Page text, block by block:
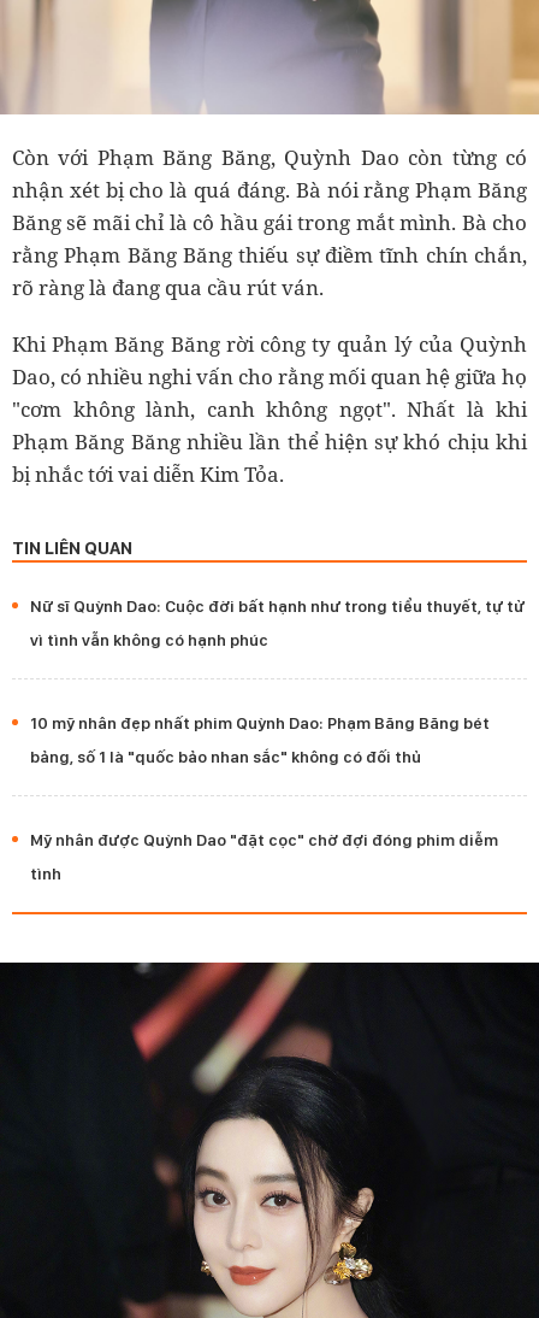
Còn với Phạm Băng Băng, Quỳnh Dao còn từng có
nhận xét bị cho là quá đáng. Bà nói rằng Phạm Băng
Băng sẽ mãi chỉ là cô hầu gái trong mắt mình. Bà cho
rằng Phạm Băng Băng thiếu sự điềm tĩnh chín chắn,
rõ ràng là đang qua cầu rút ván.
Khi Phạm Băng Băng rời công ty quản lý của Quỳnh
Dao, có nhiều nghi vấn cho rằng mối quan hệ giữa họ
"cơm không lành, canh không ngọt". Nhất là khi
Phạm Băng Băng nhiều lần thể hiện sự khó chịu khi
bị nhắc tới vai diễn Kim Tỏa.
TIN LIÊN QUAN
Nữ sĩ Quỳnh Dao: Cuộc đời bất hạnh như trong tiểu thuyết, tự tử
vì tình vẫn không có hạnh phúc
10 mỹ nhân đẹp nhất phim Quỳnh Dao: Phạm Băng Băng bét
bảng, số 1 là "quốc bảo nhan sắc" không có đối thủ
Mỹ nhân được Quỳnh Dao "đặt cọc" chờ đợi đóng phim diễm
tình